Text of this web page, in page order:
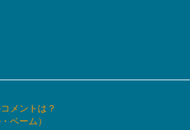
メントは？
ベーム）